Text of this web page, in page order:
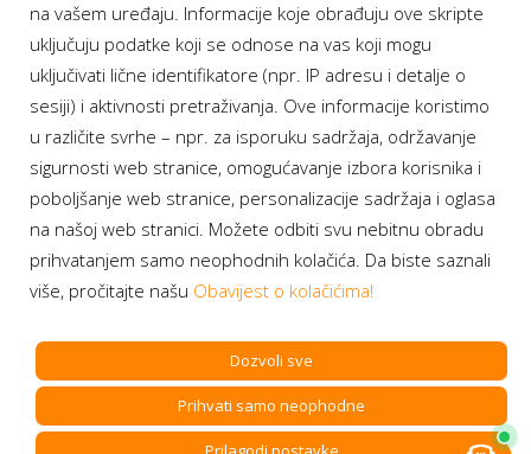
Najtanje ivice do sada – najveći
ekran do sada.Jednostavno
iPhone 16 Pro Max
6.9" iPhone 16 Pro
na vašem uređaju. Informacije koje obrađuju ove skripte
uključuju podatke koji se odnose na vas koji mogu
uključivati lične identifikatore (npr. IP adresu i detalje o
sesiji) i aktivnosti pretraživanja. Ove informacije koristimo
u različite svrhe – npr. za isporuku sadržaja, održavanje
sigurnosti web stranice, omogućavanje izbora korisnika i
poboljšanje web stranice, personalizacije sadržaja i oglasa
na našoj web stranici. Možete odbiti svu nebitnu obradu
prihvatanjem samo neophodnih kolačića. Da biste saznali
više, pročitajte našu Obavijest o kolačićima!
Dozvoli sve
Prihvati samo neophodne